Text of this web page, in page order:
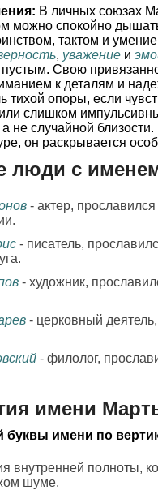
В личных союзах
можно спокойно
тактом и
, уважение и
пустым. Свою
к деталям и
тихой опоры, если
слишком
а не случайной
он раскрывается
люди с
- актер,
- писатель,
- художник,
- церковный
- филолог,
имени
буквы имени по
внутренней полноты,
шуме.